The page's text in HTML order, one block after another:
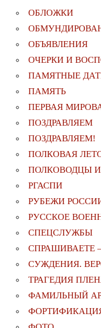
ОБЛОЖКИ
ОБЪЯВЛЕНИЯ
ОЧЕРКИ И
ПАМЯТНЫЕ
ПАМЯТЬ
ПЕРВАЯ
ПОЗДРАВЛЯЕМ
ПОЗДРАВЛЯЕМ!
ПОЛКОВАЯ
ПОЛКОВОДЦЫ
РГАСПИ
РУБЕЖИ
РУССКОЕ
СПЕЦСЛУЖБЫ
СПРАШИВАЕТЕ
СУЖДЕНИЯ.
ТРАГЕДИЯ
ФАМИЛЬНЫЙ